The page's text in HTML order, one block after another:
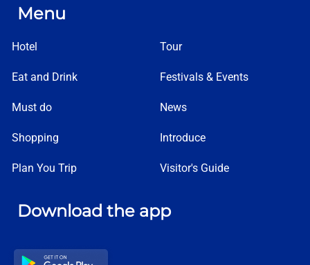
Menu
Hotel
Eat and Drink
Must do
Shopping
Plan You Trip
Tour
Festivals & Events
News
Introduce
Visitor's Guide
Download the app